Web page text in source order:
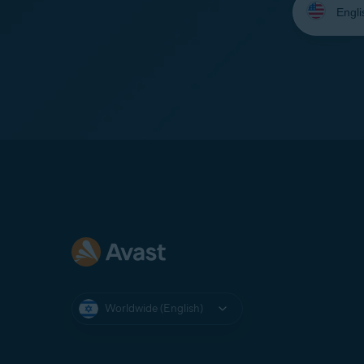
your
language:
Worldwide (English)